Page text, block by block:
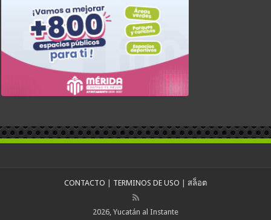
CONTACTO TERMINOS DE USO สล็อต
2026, Yucatán al Instante